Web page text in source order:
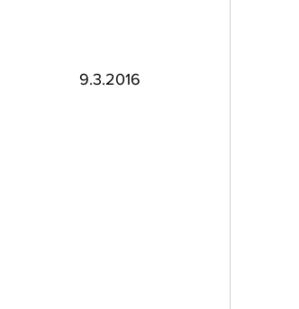
9.3.2016